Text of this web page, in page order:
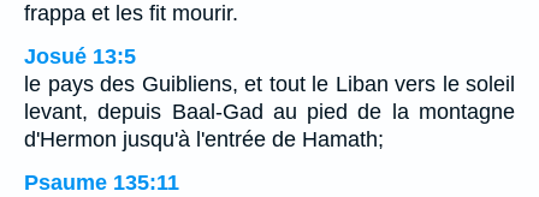
frappa et les fit mourir.
Josué 13:5
le pays des Guibliens, et tout le Liban vers le soleil
levant, depuis Baal-Gad au pied de la montagne
d'Hermon jusqu'à l'entrée de Hamath;
Psaume 135:11